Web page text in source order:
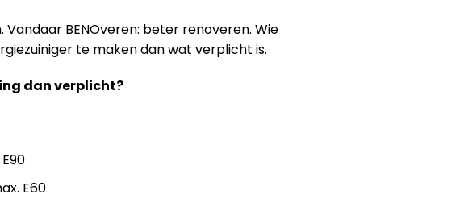
BENOveren: beter renoveren. Wie
te maken dan wat verplicht is.
dan verplicht?
E60